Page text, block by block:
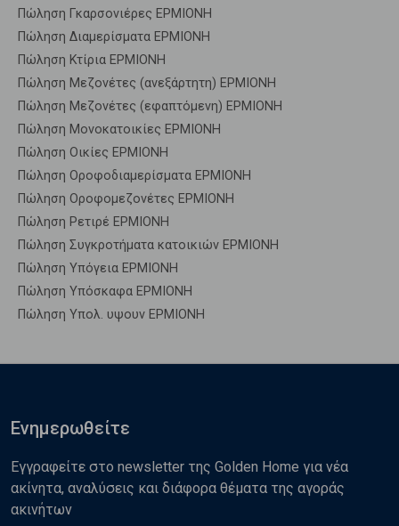
Πώληση Γκαρσονιέρες ΕΡΜΙΟΝΗ
Πώληση Διαμερίσματα ΕΡΜΙΟΝΗ
Πώληση Κτίρια ΕΡΜΙΟΝΗ
Πώληση Μεζονέτες (ανεξάρτητη) ΕΡΜΙΟΝΗ
Πώληση Μεζονέτες (εφαπτόμενη) ΕΡΜΙΟΝΗ
Πώληση Μονοκατοικίες ΕΡΜΙΟΝΗ
Πώληση Οικίες ΕΡΜΙΟΝΗ
Πώληση Οροφοδιαμερίσματα ΕΡΜΙΟΝΗ
Πώληση Οροφομεζονέτες ΕΡΜΙΟΝΗ
Πώληση Ρετιρέ ΕΡΜΙΟΝΗ
Πώληση Συγκροτήματα κατοικιών ΕΡΜΙΟΝΗ
Πώληση Υπόγεια ΕΡΜΙΟΝΗ
Πώληση Υπόσκαφα ΕΡΜΙΟΝΗ
Πώληση Υπολ. υψουν ΕΡΜΙΟΝΗ
Ενημερωθείτε
Εγγραφείτε στο newsletter της Golden Home για νέα
ακίνητα, αναλύσεις και διάφορα θέματα της αγοράς
ακινήτων